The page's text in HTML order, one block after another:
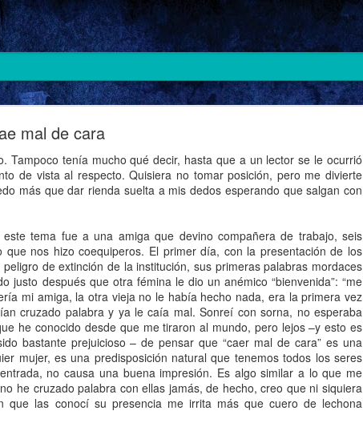
mal de cara
Tampoco tenía mucho qué decir, hasta que a un lector se le ocurrió
de vista al respecto. Quisiera no tomar posición, pero me divierte
más que dar rienda suelta a mis dedos esperando que salgan con
tema fue a una amiga que devino compañera de trabajo, seis
nos hizo coequiperos. El primer día, con la presentación de los
de extinción de la institución, sus primeras palabras mordaces
justo después que otra fémina le dio un anémico “bienvenida”: “me
mi amiga, la otra vieja no le había hecho nada, era la primera vez
cruzado palabra y ya le caía mal. Sonreí con sorna, no esperaba
he conocido desde que me tiraron al mundo, pero lejos –y esto es
bastante prejuicioso – de pensar que “caer mal de cara” es una
mujer, es una predisposición natural que tenemos todos los seres
no causa una buena impresión. Es algo similar a lo que me
he cruzado palabra con ellas jamás, de hecho, creo que ni siquiera
las conocí su presencia me irrita más que cuero de lechona
de heteros (II)
los vecinos no” cuando quería opinar ‘sutilmente’ sobre